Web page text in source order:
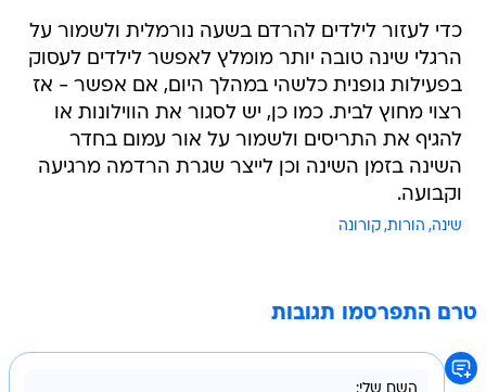
כדי לעזור לילדים להרדם בשעה נורמלית ולשמור על
הרגלי שינה טובה יותר מומלץ לאפשר לילדים לעסוק
בפעילות גופנית כלשהי במהלך היום, אם אפשר - אז
רצוי מחוץ לבית. כמו כן, יש לסגור את הווילונות או
להגיף את התריסים ולשמור על אור עמום בחדר
השינה בזמן השינה וכן לייצר שגרת הרדמה מרגיעה
וקבועה.
שינה הורות קורונה
טרם התפרסמו תגובות